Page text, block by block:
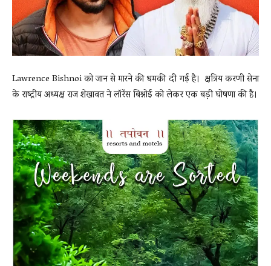
LIVE
Lawrence Bishnoi को जान से मारने की धमकी दी गई है। क्षत्रिय करणी सेना
के राष्ट्रीय अध्यक्ष राज शेखावत ने लॉरेंस बिश्नोई को लेकर एक बड़ी घोषणा की है।